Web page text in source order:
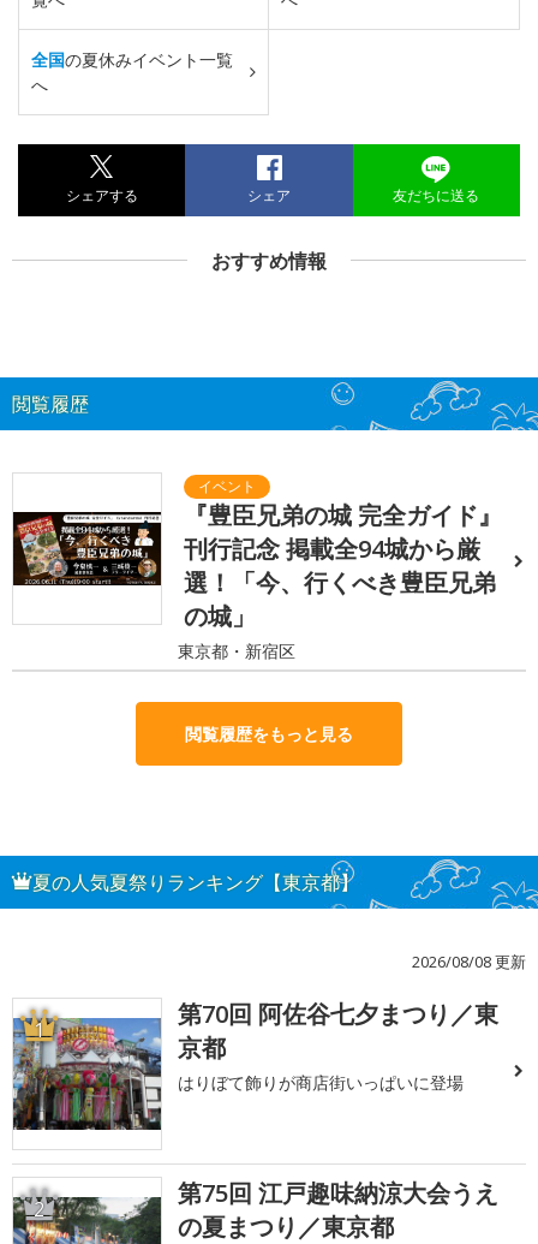
全国の夏休みイベント一覧
へ
シェアする シェア 友だちに送る
おすすめ情報
閲覧履歴
『豊臣兄弟の城 完全ガイド』
刊行記念 掲載全94城から厳
選！「今、行くべき豊臣兄弟
の城」
東京都・新宿区
閲覧履歴をもっと見る
夏の人気夏祭りランキング【東京都】
2026/08/08 更新
1
第70回 阿佐谷七夕まつり／東
京都
はりぼて飾りが商店街いっぱいに登場
2
第75回 江戸趣味納涼大会うえ
の夏まつり／東京都